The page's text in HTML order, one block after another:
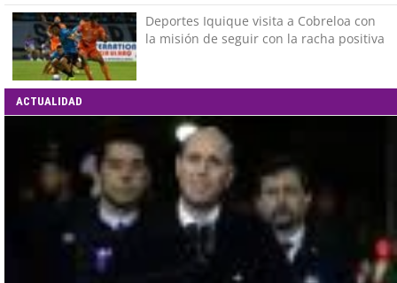
Deportes Iquique visita a Cobreloa con
la misión de seguir con la racha positiva
ACTUALIDAD